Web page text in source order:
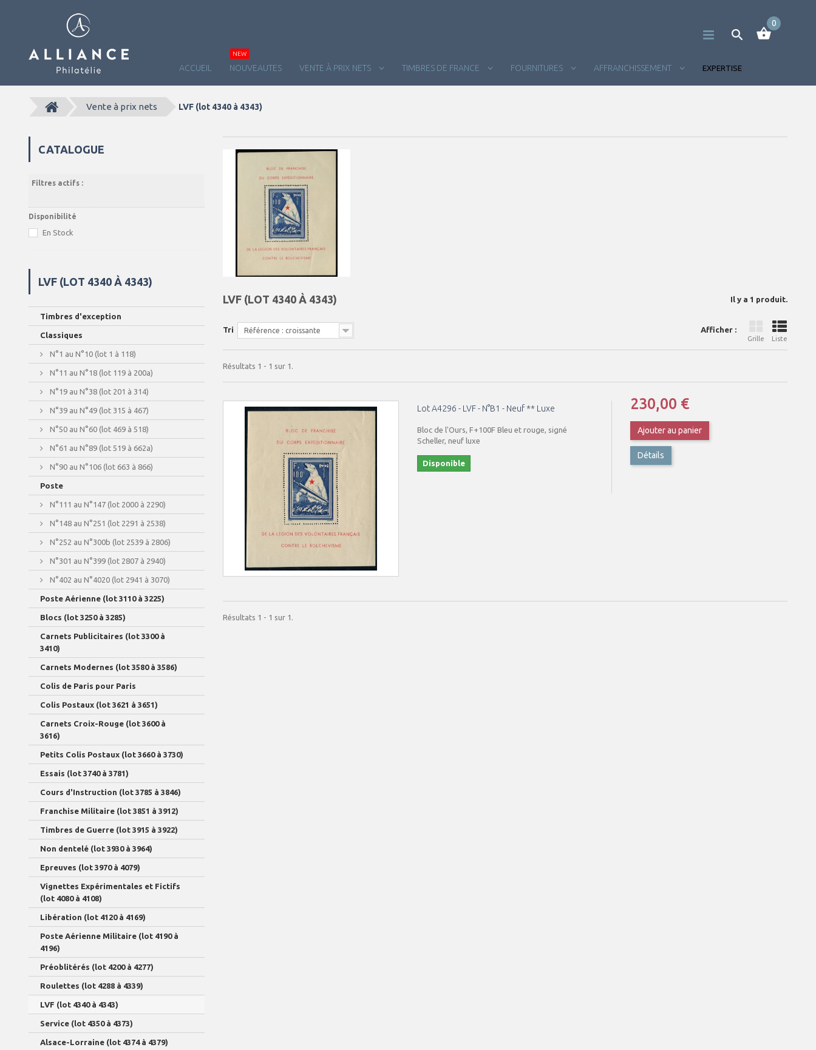
0
ACCUEIL NOUVEAUTES
NEW
VENTE À PRIX NETS TIMBRES DE FRANCE FOURNITURES AFFRANCHISSEMENT EXPERTISE
Vente à prix nets LVF (lot 4340 à 4343)
LVF (LOT 4340 À 4343) Il y a 1 produit.
Afficher :
Grille Liste
Tri Référence : croissante
Résultats 1 - 1 sur 1.
Lot A4296 - LVF - N°B1 - Neuf ** Luxe
Bloc de l'Ours, F+100F Bleu et rouge, signé
Scheller, neuf luxe
Disponible
230,00 €
Ajouter au panier
Détails
Résultats 1 - 1 sur 1.
CATALOGUE
Filtres actifs :
Disponibilité
En Stock
LVF (LOT 4340 À 4343)
Timbres d'exception
Classiques
N°1 au N°10 (lot 1 à 118)
N°11 au N°18 (lot 119 à 200a)
N°19 au N°38 (lot 201 à 314)
N°39 au N°49 (lot 315 à 467)
N°50 au N°60 (lot 469 à 518)
N°61 au N°89 (lot 519 à 662a)
N°90 au N°106 (lot 663 à 866)
Poste
N°111 au N°147 (lot 2000 à 2290)
N°148 au N°251 (lot 2291 à 2538)
N°252 au N°300b (lot 2539 à 2806)
N°301 au N°399 (lot 2807 à 2940)
N°402 au N°4020 (lot 2941 à 3070)
Poste Aérienne (lot 3110 à 3225)
Blocs (lot 3250 à 3285)
Carnets Publicitaires (lot 3300 à
3410)
Carnets Modernes (lot 3580 à 3586)
Colis de Paris pour Paris
Colis Postaux (lot 3621 à 3651)
Carnets Croix-Rouge (lot 3600 à
3616)
Petits Colis Postaux (lot 3660 à 3730)
Essais (lot 3740 à 3781)
Cours d'Instruction (lot 3785 à 3846)
Franchise Militaire (lot 3851 à 3912)
Timbres de Guerre (lot 3915 à 3922)
Non dentelé (lot 3930 à 3964)
Epreuves (lot 3970 à 4079)
Vignettes Expérimentales et Fictifs
(lot 4080 à 4108)
Libération (lot 4120 à 4169)
Poste Aérienne Militaire (lot 4190 à
4196)
Préoblitérés (lot 4200 à 4277)
Roulettes (lot 4288 à 4339)
LVF (lot 4340 à 4343)
Service (lot 4350 à 4373)
Alsace-Lorraine (lot 4374 à 4379)